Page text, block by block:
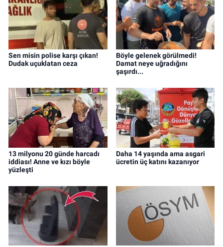
Sen misin polise karşı çıkan!
Dudak uçuklatan ceza
Böyle gelenek görülmedi!
Damat neye uğradığını
şaşırdı...
13 milyonu 20 günde harcadı
iddiası! Anne ve kızı böyle
yüzleşti
Daha 14 yaşında ama asgari
ücretin üç katını kazanıyor